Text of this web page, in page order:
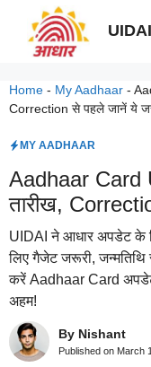
Home - My Aadhaar -
Correction से पहले जानें ये
MY AADHAAR
Aadhaar Card
तारीख,
UIDAI ने आधार अपडेट के
लिए गैजेट जरूरी, जन्मतिथि
करें Aadhaar Card
अहम!
By Nishant
Published on March